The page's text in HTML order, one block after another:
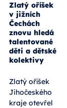
Zlatý oříšek
v jižních
Čechách
znovu hledá
talentované
děti a dětské
kolektivy
Zlatý oříšek
Jihočeského
kraje otevřel